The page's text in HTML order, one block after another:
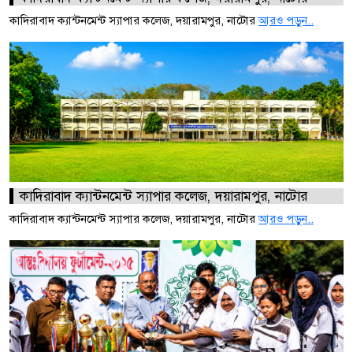
কাদিরাবাদ ক্যান্টনমেন্ট স্যাপার কলেজ, দয়ারামপুর, নাটোরআরও পড়ুন..
কাদিরাবাদ ক্যান্টনমেন্ট স্যাপার কলেজ, দয়ারামপুর, নাটোর
কাদিরাবাদ ক্যান্টনমেন্ট স্যাপার কলেজ, দয়ারামপুর, নাটোরআরও পড়ুন..